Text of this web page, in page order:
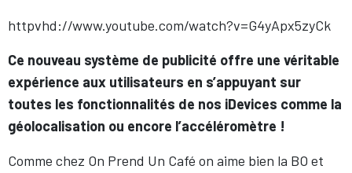
httpvhd://www.youtube.com/watch?v=G4yApx5zyCk
Ce nouveau système de publicité offre une véritable
expérience aux utilisateurs en s’appuyant sur
toutes les fonctionnalités de nos iDevices comme la
géolocalisation ou encore l’accéléromètre !
Comme chez On Prend Un Café on aime bien la BO et